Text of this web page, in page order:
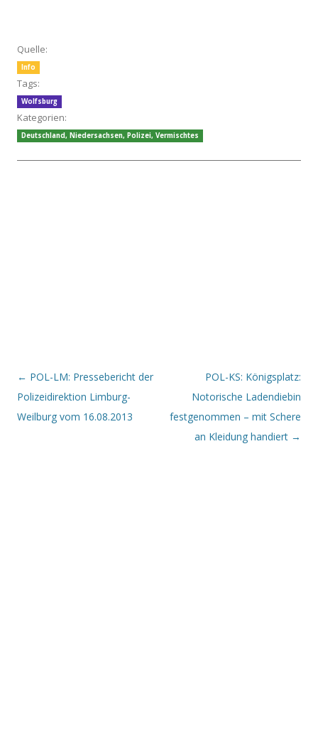
Quelle:
Info
Tags:
Wolfsburg
Kategorien:
Deutschland, Niedersachsen, Polizei, Vermischtes
Beitrags-Navigation
← POL-LM: Pressebericht der
Polizeidirektion Limburg-
Weilburg vom 16.08.2013
POL-KS: Königsplatz:
Notorische Ladendiebin
festgenommen – mit Schere
an Kleidung handiert →